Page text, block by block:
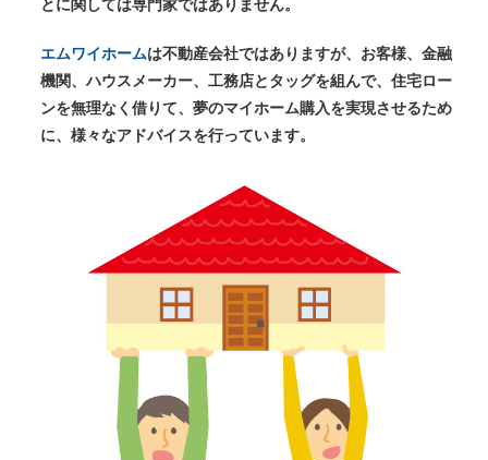
とに関しては専門家ではありません。
エムワイホームは不動産会社ではありますが、お客様、金融
機関、ハウスメーカー、工務店とタッグを組んで、住宅ロー
ンを無理なく借りて、夢のマイホーム購入を実現させるため
に、様々なアドバイスを行っています。